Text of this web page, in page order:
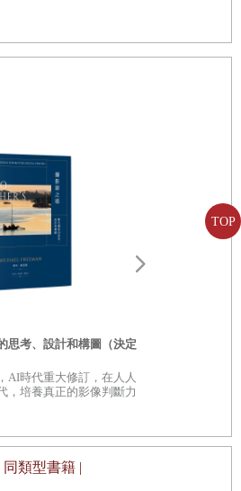
TOP
思考、設計和構圖（決定
AI時代重大修訂，在人人
，培養真正的影像判斷力
同類型書籍 |